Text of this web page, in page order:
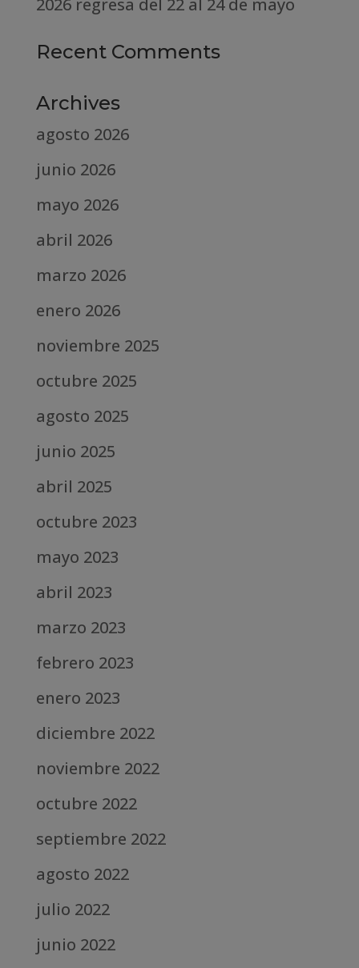
2026 regresa del 22 al 24 de mayo
Recent Comments
Archives
agosto 2026
junio 2026
mayo 2026
abril 2026
marzo 2026
enero 2026
noviembre 2025
octubre 2025
agosto 2025
junio 2025
abril 2025
octubre 2023
mayo 2023
abril 2023
marzo 2023
febrero 2023
enero 2023
diciembre 2022
noviembre 2022
octubre 2022
septiembre 2022
agosto 2022
julio 2022
junio 2022